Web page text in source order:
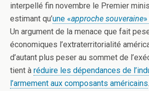
interpellé fin novembre le Premier
estimant qu’une «approche souveraine
Un argument de la menace que fait
économiques l’extraterritorialité
d’autant plus peser au sommet de
tient à réduire les dépendances de
l’armement aux composants américains